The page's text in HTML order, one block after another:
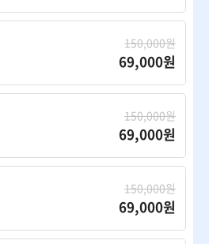
150,000원
69,000원
150,000원
69,000원
150,000원
69,000원